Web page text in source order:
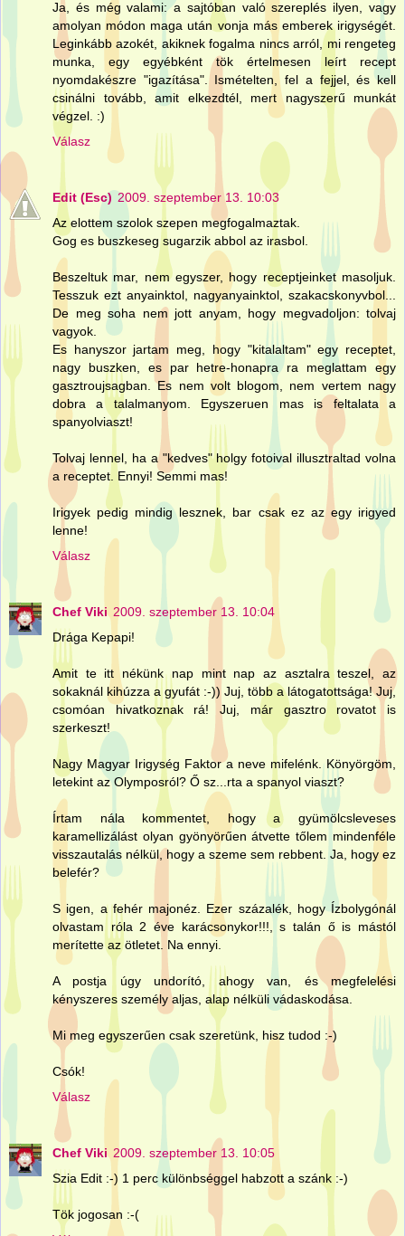
Ja, és még valami: a sajtóban való szereplés ilyen, vagy
amolyan módon maga után vonja más emberek irigységét.
Leginkább azokét, akiknek fogalma nincs arról, mi rengeteg
munka, egy egyébként tök értelmesen leírt recept
nyomdakészre "igazítása". Ismételten, fel a fejjel, és kell
csinálni tovább, amit elkezdtél, mert nagyszerű munkát
végzel. :)
Válasz
Edit (Esc) 2009. szeptember 13. 10:03
Az elottem szolok szepen megfogalmaztak.
Gog es buszkeseg sugarzik abbol az irasbol.
Beszeltuk mar, nem egyszer, hogy receptjeinket masoljuk.
Tesszuk ezt anyainktol, nagyanyainktol, szakacskonyvbol...
De meg soha nem jott anyam, hogy megvadoljon: tolvaj
vagyok.
Es hanyszor jartam meg, hogy "kitalaltam" egy receptet,
nagy buszken, es par hetre-honapra ra meglattam egy
gasztroujsagban. Es nem volt blogom, nem vertem nagy
dobra a talalmanyom. Egyszeruen mas is feltalata a
spanyolviaszt!
Tolvaj lennel, ha a "kedves" holgy fotoival illusztraltad volna
a receptet. Ennyi! Semmi mas!
Irigyek pedig mindig lesznek, bar csak ez az egy irigyed
lenne!
Válasz
Chef Viki 2009. szeptember 13. 10:04
Drága Kepapi!
Amit te itt nékünk nap mint nap az asztalra teszel, az
sokaknál kihúzza a gyufát :-)) Juj, több a látogatottsága! Juj,
csomóan hivatkoznak rá! Juj, már gasztro rovatot is
szerkeszt!
Nagy Magyar Irigység Faktor a neve mifelénk. Könyörgöm,
letekint az Olymposról? Ő sz...rta a spanyol viaszt?
Írtam nála kommentet, hogy a gyümölcsleveses
karamellizálást olyan gyönyörűen átvette tőlem mindenféle
visszautalás nélkül, hogy a szeme sem rebbent. Ja, hogy ez
belefér?
S igen, a fehér majonéz. Ezer százalék, hogy Ízbolygónál
olvastam róla 2 éve karácsonykor!!!, s talán ő is mástól
merítette az ötletet. Na ennyi.
A postja úgy undorító, ahogy van, és megfelelési
kényszeres személy aljas, alap nélküli vádaskodása.
Mi meg egyszerűen csak szeretünk, hisz tudod :-)
Csók!
Válasz
Chef Viki 2009. szeptember 13. 10:05
Szia Edit :-) 1 perc különbséggel habzott a szánk :-)
Tök jogosan :-(